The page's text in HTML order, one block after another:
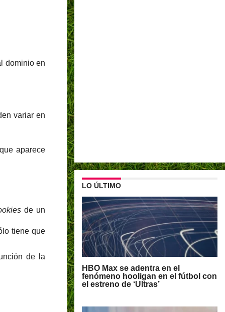
dominio en
variar en
aparece
de un
tiene que
de la
LO ÚLTIMO
HBO Max se adentra en el
fenómeno hooligan en el fútbol con
el estreno de ‘Ultras’